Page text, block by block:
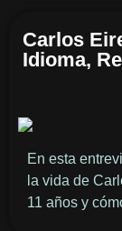
Carlos
Idioma,
En esta
la vida de
11 años y